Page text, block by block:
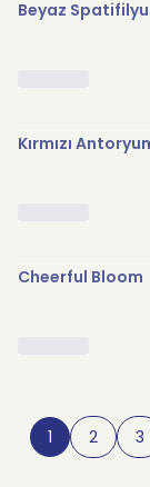
Beyaz
Kırmızı
Cheerful Bloom
1 2 3